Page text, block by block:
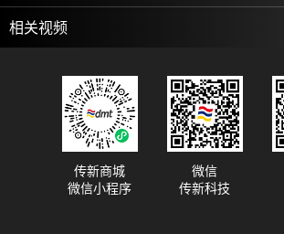
相关视频
传新商城
微信小程序
微信
传新科技